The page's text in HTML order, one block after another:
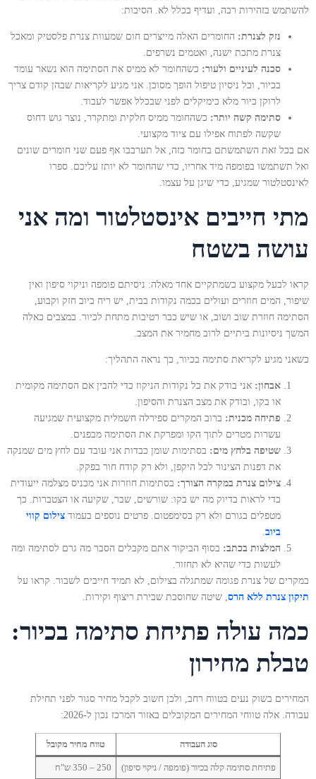
להשתמש בזהירות רבה, ועדיף בכלל לא. הסיבות:
נזק לצנרת: החומרים האלה מייצרים חום שמעוות צנרת פלסטיק ומאכל
צנרת מתכת ישנה, ואטמים נשרפים.
סכנה לעיניים ולעור: כשהחומר לא ממיס את הסתימה הוא נשאר עומד
בכיור, וכל ניסיון טיפול הופך מסוכן. אני מגיע לקריאות שבהן קודם צריך
לרוקן כיור מלא כימיקלים לפני שבכלל אפשר לעבוד.
סתימה קשה יותר: כשהחומר ממיס חלקית ומתקרר, נוצר גוש דחוס
שקשה לפתוח אפילו עם ציוד מקצועי.
אם בכל זאת השתמשתם בחומר כזה, אל תערבבו אף פעם שני חומרים שונים
ואל תשתמשו בפומפה מיד אחריו, כדי שהחומר לא יותז עליכם. ספרו
לאינסטלטור שמגיע, כדי שיגן על עצמו.
מתי חייבים אינסטלטור ומה אני
עושה בשטח
קראו לבעל מקצוע כשמתקיים אחד מאלה: ניסיתם פומפה וניקוי סיפון ואין
שיפור, המים חוזרים ועולים בכמה נקודות בבית, יש ריח ביוב חזק וקבוע,
הסתימה חוזרת שוב ושוב, או שיש כבר רטיבות מתחת לכיור. במצבים כאלה
המשך ניסיונות ביתיים לרוב מחמיר את המצב.
כשאני מגיע לקריאת סתימה בכיור, כך נראה התהליך:
אבחון: אני בודק את כל נקודות הניקוז כדי להבין אם הסתימה מקומית
או בקו, ובודק את מצב הצנרת והסיפון.
פתיחה מכנית: ברוב המקרים ספירלה חשמלית מקצועית שמגיעה
עשרות מטרים לתוך הקו ומפרקת את הסתימה מבפנים.
שטיפה בלחץ מים: בסתימות שומן כבדות אני עובד עם לחץ מים שמנקה
את דפנות הצינור לכל היקפן, ולא רק קודח חור בפקק.
צילום צנרת במקרה הצורך: בסתימות חוזרות אני מכניס מצלמה ייעודית
כדי לראות בדיוק מה יש בקו: שורשים, שבר, שקיעה או הצטברות. כך
מטפלים בגורם ולא רק בסימפטום. פרטים נוספים בעמוד צילום קווי
ביוב.
המלצות בכתב: בסוף הביקור אתם מקבלים הסבר מה גרם לסתימה ומה
לעשות כדי שהיא לא תחזור.
במקרים של צנרת פגומה שמתגלה בצילום, לא תמיד חייבים לשבור. קראו על
תיקון צנרת ללא הרס, שיטה שחוסכת שבירת ריצוף וקירות.
כמה עולה פתיחת סתימה בכיור:
טבלת מחירון
המחירים בשוק נעים בטווח רחב, ולכן חשוב לקבל מחיר סגור לפני תחילת
עבודה. אלה טווחי המחירים המקובלים באזור המרכז נכון ל-2026:
סוג העבודה טווח מחיר מקובל
פתיחת סתימה קלה בכיור (פומפה / ניקוי סיפון) 250 – 350 ש"ח